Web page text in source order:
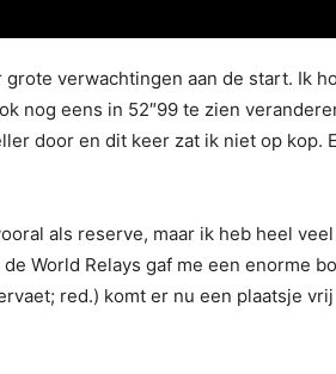
verwachtingen aan de start. Ik
nog eens in 52″99 te zien
door en dit keer zat ik niet op kop.
als reserve, maar ik heb heel
World Relays gaf me een enorme
red.) komt er nu een plaatsje